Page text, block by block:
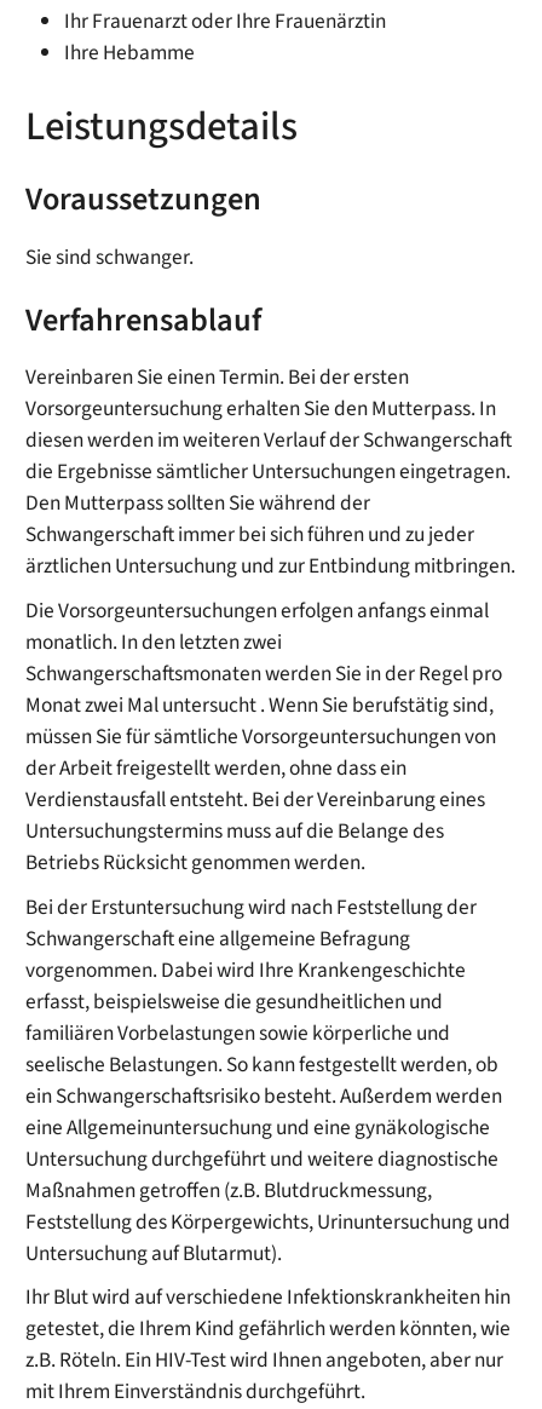
Ihr Frauenarzt oder Ihre Frauenärztin
Ihre Hebamme
Leistungsdetails
Voraussetzungen
Sie sind schwanger.
Verfahrensablauf
Vereinbaren Sie einen Termin. Bei der ersten
Vorsorgeuntersuchung erhalten Sie den Mutterpass. In
diesen werden im weiteren Verlauf der Schwangerschaft
die Ergebnisse sämtlicher Untersuchungen eingetragen.
Den Mutterpass sollten Sie während der
Schwangerschaft immer bei sich führen und zu jeder
ärztlichen Untersuchung und zur Entbindung mitbringen.
Die Vorsorgeuntersuchungen erfolgen anfangs einmal
monatlich. In den letzten zwei
Schwangerschaftsmonaten werden Sie in der Regel pro
Monat zwei Mal untersucht . Wenn Sie berufstätig sind,
müssen Sie für sämtliche Vorsorgeuntersuchungen von
der Arbeit freigestellt werden, ohne dass ein
Verdienstausfall entsteht. Bei der Vereinbarung eines
Untersuchungstermins muss auf die Belange des
Betriebs Rücksicht genommen werden.
Bei der Erstuntersuchung wird nach Feststellung der
Schwangerschaft eine allgemeine Befragung
vorgenommen. Dabei wird Ihre Krankengeschichte
erfasst, beispielsweise die gesundheitlichen und
familiären Vorbelastungen sowie körperliche und
seelische Belastungen. So kann festgestellt werden, ob
ein Schwangerschaftsrisiko besteht.Außerdem werden
eine Allgemeinuntersuchung und eine gynäkologische
Untersuchung durchgeführt und weitere diagnostische
Maßnahmen getroffen (z.B. Blutdruckmessung,
Feststellung des Körpergewichts, Urinuntersuchung und
Untersuchung auf Blutarmut).
Ihr Blut wird auf verschiedene Infektionskrankheiten hin
getestet, die Ihrem Kind gefährlich werden könnten, wie
z.B. Röteln. Ein HIV-Test wird Ihnen angeboten, aber nur
mit Ihrem Einverständnis durchgeführt.